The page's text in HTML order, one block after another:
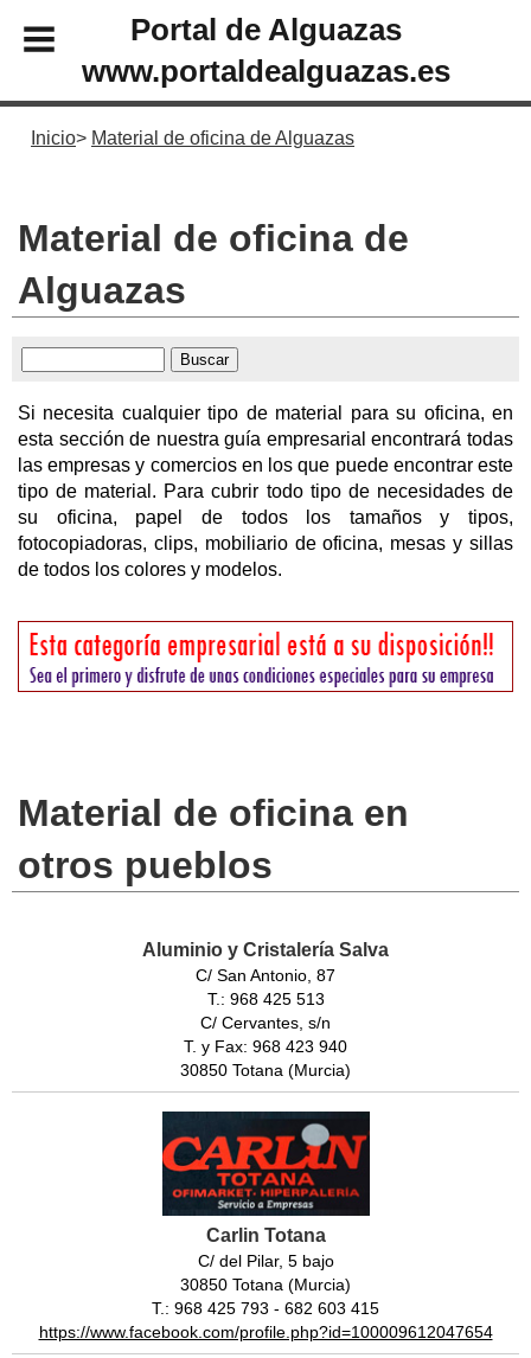
Portal de Alguazas
www.portaldealguazas.es
Inicio Material de oficina de Alguazas
Material de oficina de
Alguazas
Si necesita cualquier tipo de material para su oficina, en
esta sección de nuestra guía empresarial encontrará todas
las empresas y comercios en los que puede encontrar este
tipo de material. Para cubrir todo tipo de necesidades de
su oficina, papel de todos los tamaños y tipos,
fotocopiadoras, clips, mobiliario de oficina, mesas y sillas
de todos los colores y modelos.
Material de oficina en
otros pueblos
Aluminio y Cristalería Salva
C/ San Antonio, 87
T.: 968 425 513
C/ Cervantes, s/n
T. y Fax: 968 423 940
30850 Totana (Murcia)
Carlin Totana
C/ del Pilar, 5 bajo
30850 Totana (Murcia)
T.: 968 425 793 - 682 603 415
https://www.facebook.com/profile.php?id=100009612047654